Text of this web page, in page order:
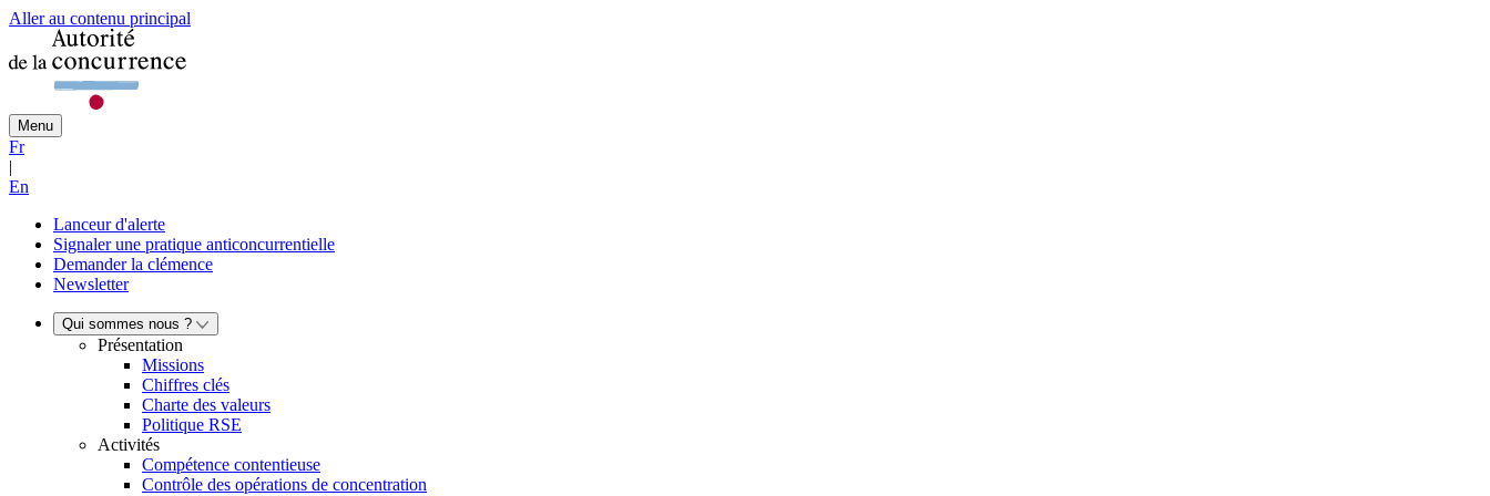
Aller au contenu principal
Menu
Fr
|
En
Lanceur d'alerte
Signaler une pratique anticoncurrentielle
Demander la clémence
Newsletter
Qui sommes nous ?
Présentation
Missions
Chiffres clés
Charte des valeurs
Politique RSE
Activités
Compétence contentieuse
Contrôle des opérations de concentration